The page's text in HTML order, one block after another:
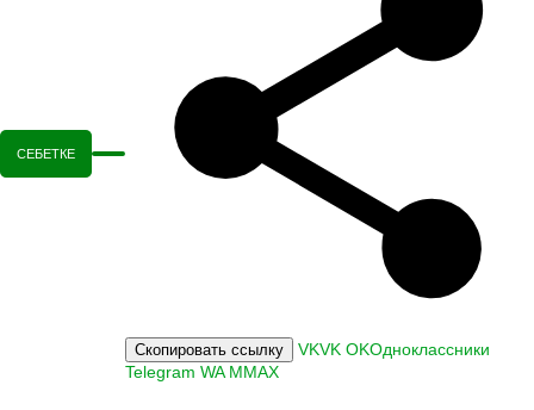
СЕБЕТКЕ
Скопировать ссылку VKVK OKОдноклассники
Telegram WA MMAX